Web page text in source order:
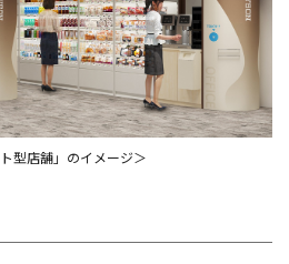
型店舗」のイメージ＞